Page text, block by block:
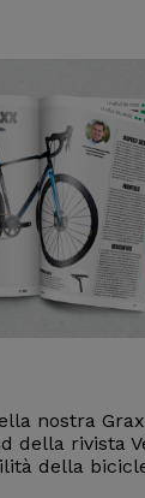
nostra
della rivista
della